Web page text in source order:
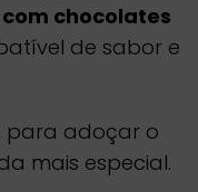
chocolates
de sabor e
para adoçar o
mais especial.